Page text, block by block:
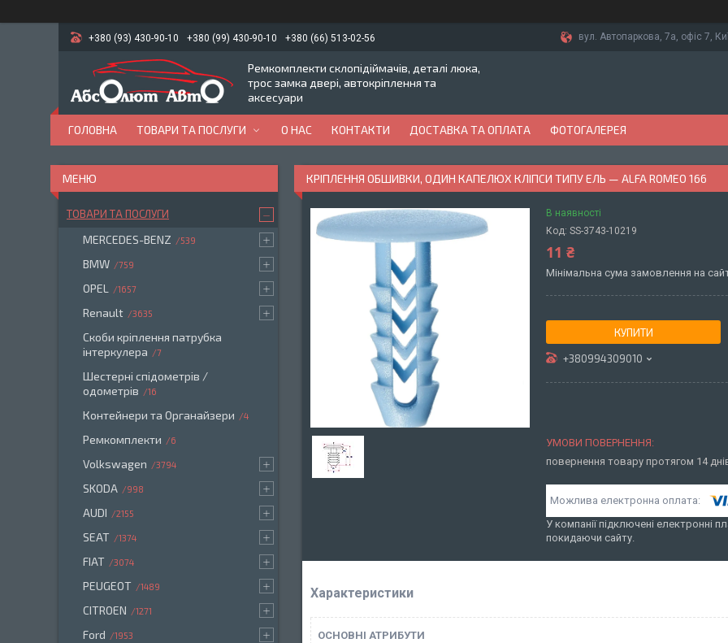
+380 (93) 430-90-10 +380 (99) 430-90-10 +380 (66) 513-02-56 вул. Автопаркова, 7а, офіс 7,
Ремкомплекти склопідіймачів, деталі люка,
трос замка двері, автокріплення та
аксесуари
ГОЛОВНА ТОВАРИ ТА ПОСЛУГИ О НАС КОНТАКТИ ДОСТАВКА ТА ОПЛАТА ФОТОГАЛЕРЕЯ
КРІПЛЕННЯ ОБШИВКИ, ОДИН КАПЕЛЮХ КЛІПСИ ТИПУ ЕЛЬ — ALFA ROMEO 166
В наявності
Код: SS-3743-10219
11 ₴
Мінімальна сума замовлення на
КУПИТИ
+380994309010
повернення товару протягом 14
У компанії підключені електронні
покидаючи сайту.
Характеристики
ОСНОВНІ АТРИБУТИ
ТОВАРИ ТА ПОСЛУГИ
MERCEDES-BENZ 539
BMW 759
OPEL 1657
Renault 3635
Скоби кріплення патрубка
інтеркулера
7
Шестерні спідометрів /
одометрів
16
Контейнери та Органайзери 4
Ремкомплекти 6
Volkswagen 3794
SKODA 998
AUDI 2155
SEAT 1374
FIAT 3074
PEUGEOT 1489
CITROEN 1271
Ford 1953